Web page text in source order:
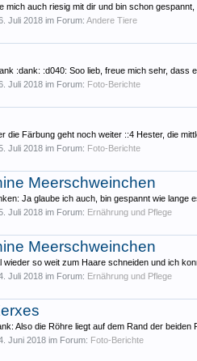
mich auch riesig mit dir und bin schon
Juli 2018 im Forum:Andere Tiere
:dank: :d040: Soo lieb, freue mich sehr, dass
Juli 2018 im Forum: Foto-Berichte
die Färbung geht noch weiter ::4 Hester, die
Juli 2018 im Forum: Foto-Berichte
Meerschweinchen
Ja glaube ich auch, bin gespannt wie lange
Juli 2018 im Forum: Ernährung und Pflege
Meerschweinchen
wieder so weit zum Haare schneiden und ich
Juli 2018 im Forum: Ernährung und Pflege
Also die Röhre liegt auf dem Rand der
Juni 2018 im Forum: Foto-Berichte